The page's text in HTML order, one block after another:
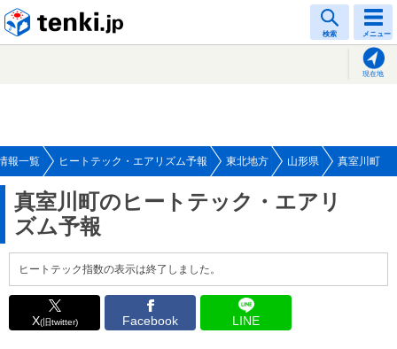
検索 メニュー
現在地
報一覧 ヒートテック・エアリズム予報 東北地方 山形県 真室川町
真室川町のヒートテック・エアリ
ズム予報
ヒートテック指数の表示は終了しました。
X(旧twitter) Facebook LINE